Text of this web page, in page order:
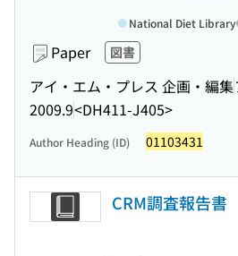
Paper 図書
アイ・エム・プレス 企画・編集
2009.9<DH411-J405>
National Diet Library
Author Heading (ID) 01103431
CRM調査報告書